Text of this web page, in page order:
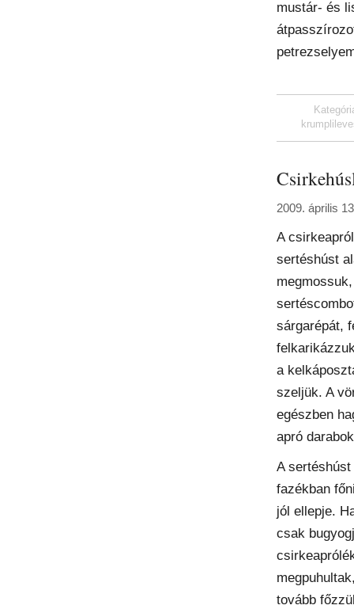
mustár- és
2009. április
A
sertéshúst
sárgarépát,
a
szeljük. A
egészben
apró
A
fazékban
jól ellepje.
csak
tovább